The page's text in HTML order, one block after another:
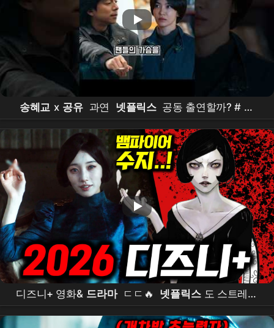
송혜교 x 공유 과연 넷플릭스 공동 출연할까? # 송
혜교 # 공유 #연예인 # 넷플릭스 # 드라마
디즈니+ 영화& 드라마 ㄷㄷ🔥 넷플릭스 도 스트레스
받을거야..디즈니 얘 잘한다 《2026 디즈니+ 라인업 엄
선》